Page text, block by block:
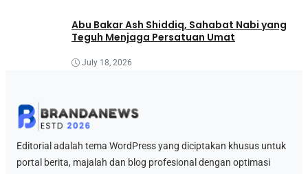
Abu Bakar Ash Shiddiq, Sahabat Nabi yang
Teguh Menjaga Persatuan Umat
July 18, 2026
Editorial adalah tema WordPress yang diciptakan khusus untuk
portal berita, majalah dan blog profesional dengan optimasi